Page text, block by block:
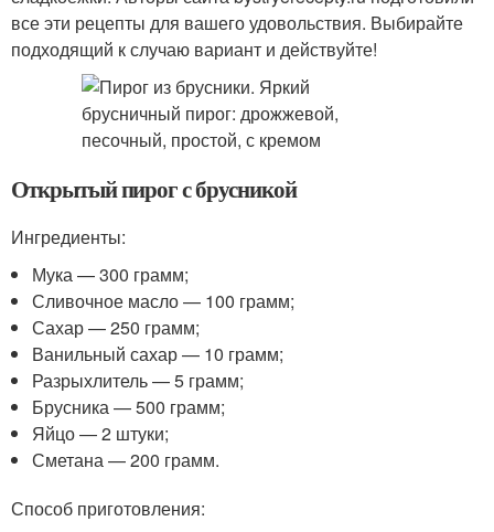
все эти рецепты для вашего удовольствия. Выбирайте
подходящий к случаю вариант и действуйте!
Открытый пирог с брусникой
Ингредиенты:
Мука — 300 грамм;
Сливочное масло — 100 грамм;
Сахар — 250 грамм;
Ванильный сахар — 10 грамм;
Разрыхлитель — 5 грамм;
Брусника — 500 грамм;
Яйцо — 2 штуки;
Сметана — 200 грамм.
Способ приготовления: